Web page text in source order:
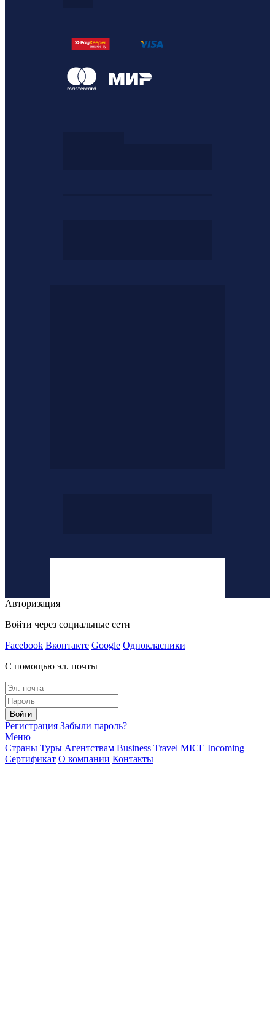
Авторизация
Войти через социальные сети
Facebook Вконтакте Google Однокласники
С помощью эл. почты
Войти
Регистрация Забыли пароль?
Меню
Страны Туры Агентствам Business Travel MICE Incoming
Сертификат О компании Контакты